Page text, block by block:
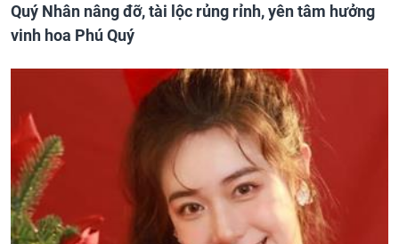
Quý Nhân nâng đỡ, tài lộc rủng rỉnh, yên tâm hưởng
vinh hoa Phú Quý